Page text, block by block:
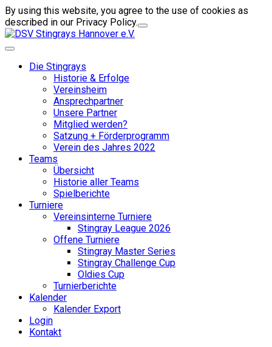
By using this website, you agree to the use of cookies as
described in our Privacy Policy.
Die Stingrays
Historie & Erfolge
Vereinsheim
Ansprechpartner
Unsere Partner
Mitglied werden?
Satzung + Förderprogramm
Verein des Jahres 2022
Teams
Übersicht
Historie aller Teams
Spielberichte
Turniere
Vereinsinterne Turniere
Stingray League 2026
Offene Turniere
Stingray Master Series
Stingray Challenge Cup
Oldies Cup
Turnierberichte
Kalender
Kalender Export
Login
Kontakt